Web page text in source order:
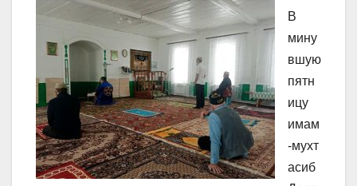
В
мину
вшую
пятн
ицу
имам
-мухт
асиб